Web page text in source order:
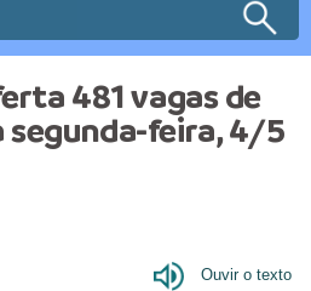
481 vagas de
segunda-feira, 4/5